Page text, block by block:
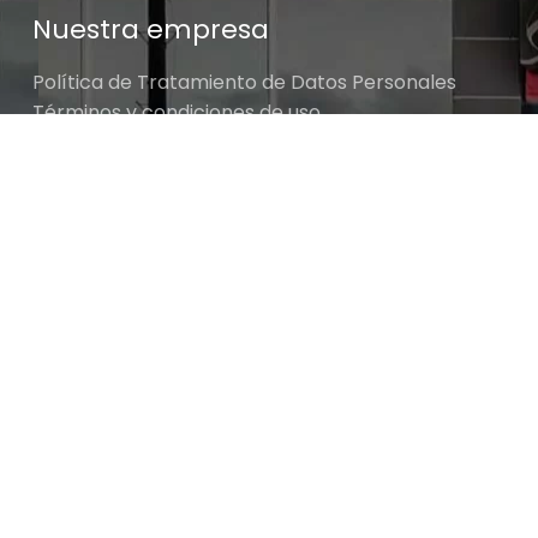
Nuestra empresa
Política de Tratamiento de Datos Personales
Términos y condiciones de uso